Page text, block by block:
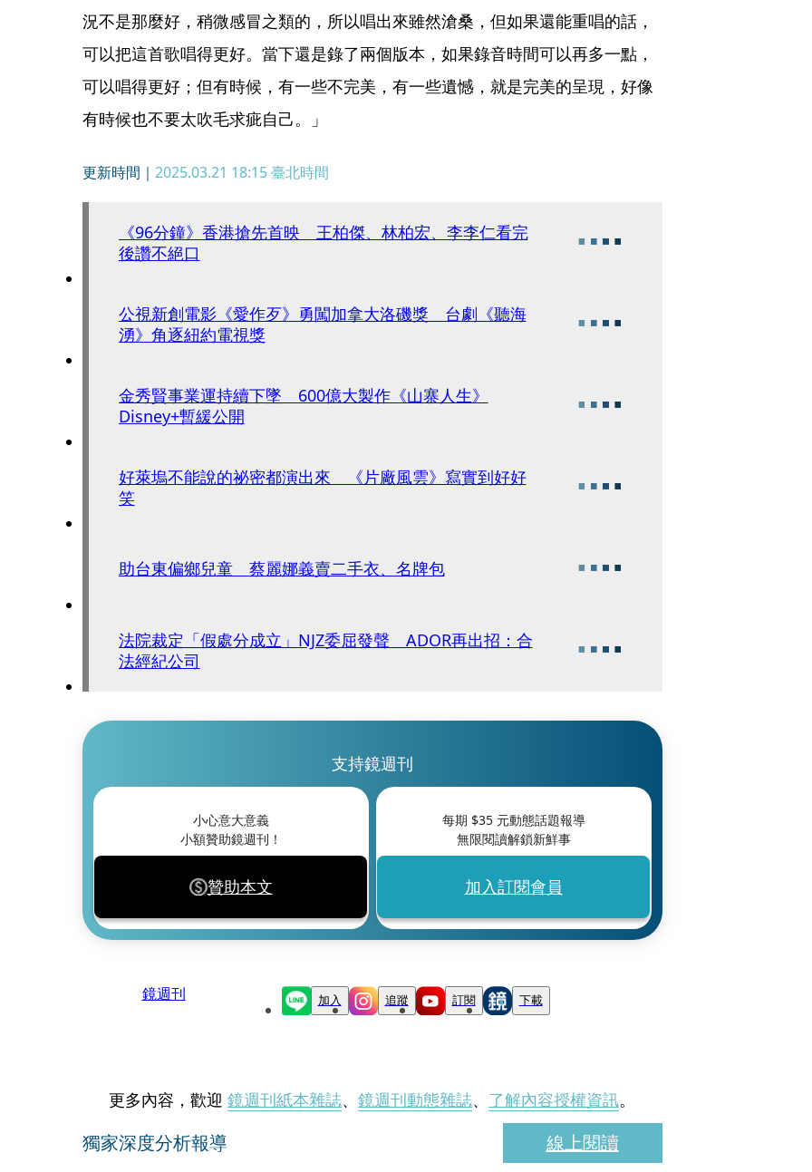
況不是那麼好，稍微感冒之類的，所以唱出來雖然滄桑，但如果還能重唱的話，
可以把這首歌唱得更好。當下還是錄了兩個版本，如果錄音時間可以再多一點，
可以唱得更好；但有時候，有一些不完美，有一些遺憾，就是完美的呈現，好像
有時候也不要太吹毛求疵自己。」
更新時間｜ 2025.03.21 18:15臺北時間
《96分鐘》香港搶先首映 王柏傑、林柏宏、李李仁看完
後讚不絕口
公視新創電影《愛作歹》勇闖加拿大洛磯獎 台劇《聽海
湧》角逐紐約電視獎
金秀賢事業運持續下墜 600億大製作《山寨人生》
Disney+暫緩公開
好萊塢不能說的祕密都演出來 《片廠風雲》寫實到好好
笑
助台東偏鄉兒童 蔡麗娜義賣二手衣、名牌包
法院裁定「假處分成立」NJZ委屈發聲 ADOR再出招：合
法經紀公司
支持鏡週刊
小心意大意義
小額贊助鏡週刊！
贊助本文
每期 $35元動態話題報導
無限閱讀解鎖新鮮事
加入訂閱會員
鏡週刊 加入 追蹤 訂閱 下載
更多內容，歡迎 鏡週刊紙本雜誌、 鏡週刊動態雜誌、 了解內容授權資訊。
獨家深度分析報導 線上閱讀